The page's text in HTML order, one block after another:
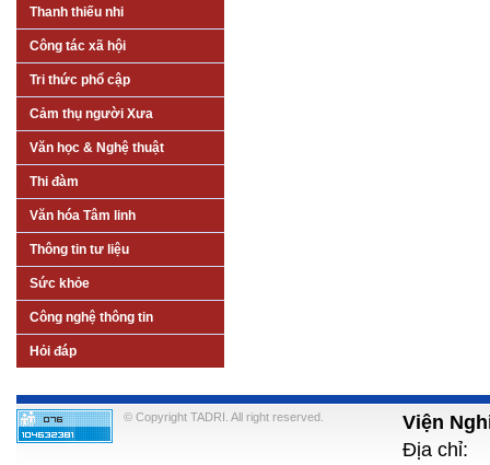
Thanh thiếu nhi
Công tác xã hội
Tri thức phổ cập
Cảm thụ người Xưa
Văn học & Nghệ thuật
Thi đàm
Văn hóa Tâm linh
Thông tin tư liệu
Sức khỏe
Công nghệ thông tin
Hỏi đáp
© Copyright TADRI. All right reserved.
Viện
Địa chỉ: